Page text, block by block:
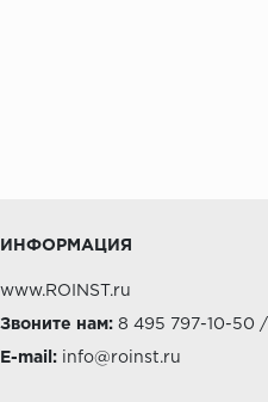
ИНФОРМАЦИЯ
www.ROINST.ru
Звоните нам: 8 495 797-10-50 /
E-mail: info@roinst.ru